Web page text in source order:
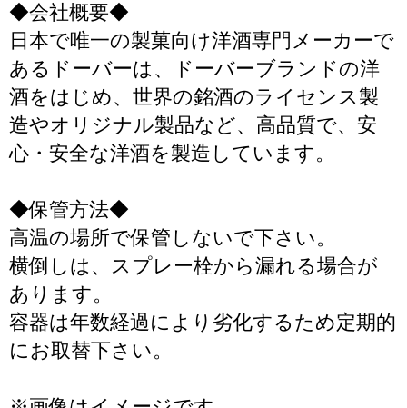
◆会社概要◆
日本で唯一の製菓向け洋酒専門メーカーで
あるドーバーは、ドーバーブランドの洋
酒をはじめ、世界の銘酒のライセンス製
造やオリジナル製品など、高品質で、安
心・安全な洋酒を製造しています。
◆保管方法◆
高温の場所で保管しないで下さい。
横倒しは、スプレー栓から漏れる場合が
あります。
容器は年数経過により劣化するため定期的
にお取替下さい。